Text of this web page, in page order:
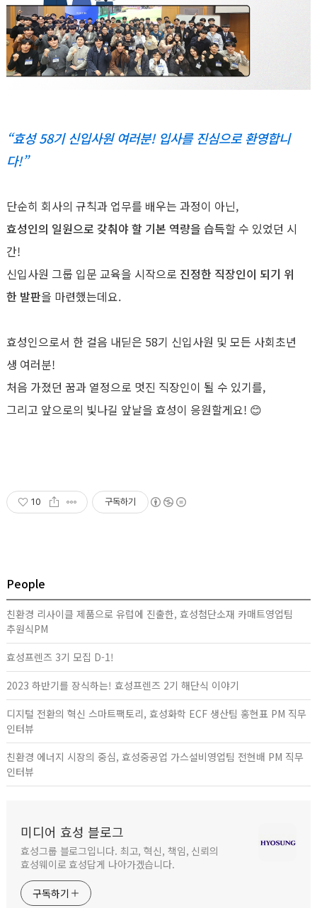
“효성 58기 신입사원 여러분! 입사를 진심으로 환영합니
다!”
단순히 회사의 규칙과 업무를 배우는 과정이 아닌,
효성인의 일원으로 갖춰야 할 기본 역량을 습득할 수 있었던 시
간!
신입사원 그룹 입문 교육을 시작으로 진정한 직장인이 되기 위
한 발판을 마련했는데요.
효성인으로서 한 걸음 내딛은 58기 신입사원 및 모든 사회초년
생 여러분!
처음 가졌던 꿈과 열정으로 멋진 직장인이 될 수 있기를,
그리고 앞으로의 빛나길 앞날을 효성이 응원할게요! 😊
10 구독하기
People
친환경 리사이클 제품으로 유럽에 진출한, 효성첨단소재 카매트영업팀
추원식PM
효성프렌즈 3기 모집 D-1!
2023 하반기를 장식하는! 효성프렌즈 2기 해단식 이야기
디지털 전환의 혁신 스마트팩토리, 효성화학 ECF 생산팀 홍현표 PM 직무
인터뷰
친환경 에너지 시장의 중심, 효성중공업 가스설비영업팀 전현배 PM 직무
인터뷰
미디어 효성 블로그
효성그룹 블로그입니다. 최고, 혁신, 책임, 신뢰의
효성웨이로 효성답게 나아가겠습니다.
구독하기